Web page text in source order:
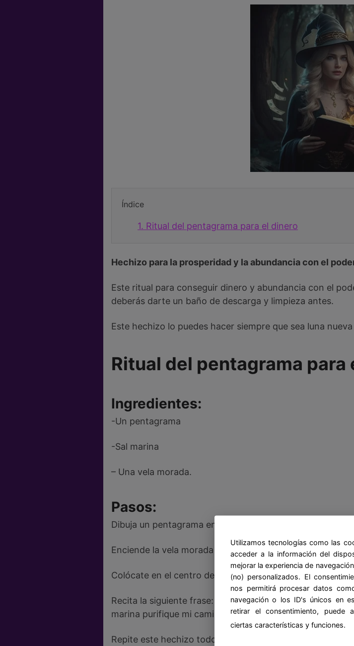
Índice
1. Ritual del pentagrama para el dinero
Hechizo para la prosperidad y la abundancia con el
Este ritual para conseguir dinero y abundancia con el
deberás darte un baño de descarga y limpieza antes.
Este hechizo lo puedes hacer siempre que sea luna
Ritual del pentagrama para
Ingredientes:
-Un pentagrama
-Sal marina
– Una vela morada.
Pasos:
Dibuja un pentagrama en el suelo con la sal marina.
Enciende la vela morada en el centro.
Colócate en el centro del pentagrama y visualiza tu
Recita la siguiente frase: «Con el poder del pentagrama
marina purifique mi camino hacia la abundancia».
Repite este hechizo todo lo que puedas hasta que la vela
Utilizamos tecnologías como las
acceder a la información del
mejorar la experiencia de
(no) personalizados. El
nos permitirá procesar datos
navegación o los ID's únicos en
retirar el consentimiento, puede
ciertas características y funciones.